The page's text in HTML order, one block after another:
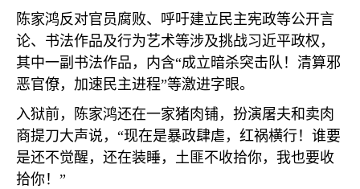
陈家鸿反对官员腐败、呼吁建立民主宪政等公开言
论、书法作品及行为艺术等涉及挑战习近平政权，
其中一副书法作品，内含“成立暗杀突击队！清算邪
恶官僚，加速民主进程”等激进字眼。
入狱前，陈家鸿还在一家猪肉铺，扮演屠夫和卖肉
商提刀大声说， “现在是暴政肆虐，红祸横行！谁要
是还不觉醒，还在装睡，土匪不收拾你，我也要收
拾你！ ”